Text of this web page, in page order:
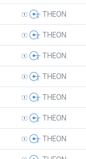
등록자THEON
등록자THEON
등록자THEON
등록자THEON
등록자THEON
등록자THEON
등록자THEON